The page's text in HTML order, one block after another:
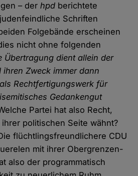
– derhpd berichtete
Schriften
Folgebände erscheinen
nicht ohne folgenden
Übertragung dient allein der
Zweck immer dann
Rechtfertigungswerk für
Gedankengut
Partei hat also Recht,
politischen Seite wähnt?
flüchtlingsfreundlichere CDU
mit ihrer Obergrenzen-
also der programmatisch